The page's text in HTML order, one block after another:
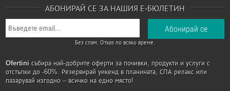
АБОНИРАЙ СЕ ЗА НАШИЯ Е-БЮЛЕТИН
Без спам. Отказ по всяко време.
Ofertini събира най-добрите оферти за почивки, продукти и услуги с
отстъпки до -60%. Резервирай уикенд в планината, СПА релакс или
пазарувай изгодно – всичко на едно място!